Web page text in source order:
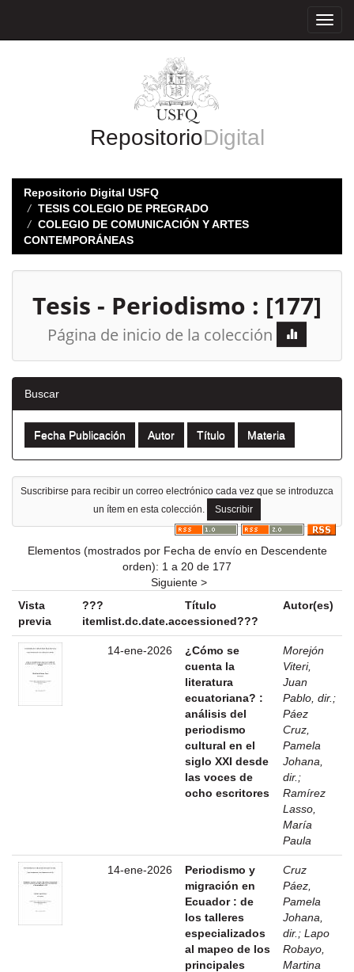
RepositorioDigital
Repositorio Digital USFQ
TESIS COLEGIO DE PREGRADO
COLEGIO DE COMUNICACIÓN Y ARTES
CONTEMPORÁNEAS
Tesis - Periodismo : [177]
Página de inicio de la colección
Buscar
Suscribirse para recibir un correo electrónico cada vez que se introduzca
un ítem en esta colección.
Elementos (mostrados por Fecha de envío en Descendente
orden): 1 a 20 de 177
Siguiente >
Vista
previa
???
itemlist.dc.date.accessioned???
Título Autor(es)
14-ene-2026
¿Cómo se
cuenta la
literatura
ecuatoriana? :
análisis del
periodismo
cultural en el
siglo XXI desde
las voces de
ocho escritores
Morejón
Viteri,
Juan
Pablo, dir. ;
Páez
Cruz,
Pamela
Johana,
dir. ;
Ramírez
Lasso,
María
Paula
14-ene-2026
Periodismo y
migración en
Ecuador : de
los talleres
especializados
al mapeo de los
principales
Cruz
Páez,
Pamela
Johana,
dir. ; Lapo
Robayo,
Martina